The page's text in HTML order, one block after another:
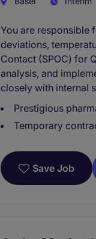
You are responsible
deviations,
Contact (SPOC) for
analysis, and
closely with internal
Prestigious
Temporary
Save Job